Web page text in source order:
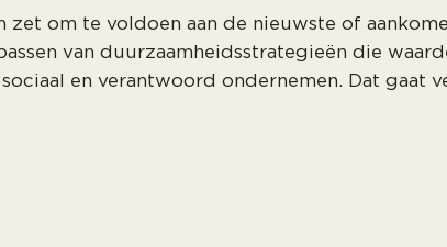
om te voldoen aan de nieuwste of
van duurzaamheidsstrategieën die
en verantwoord ondernemen. Dat gaat